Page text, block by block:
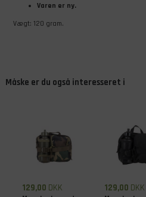
Varen er ny.
Vægt: 120 gram.
Måske er du også interesseret i
129,00 DKK 129,00 DKK